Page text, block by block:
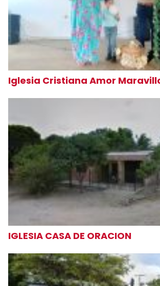
Iglesia Cristiana Amor
IGLESIA CASA DE ORACION